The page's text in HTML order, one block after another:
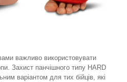
важливо використовувати
Захист панчішного типу HARD
варіантом для тих бійців, які